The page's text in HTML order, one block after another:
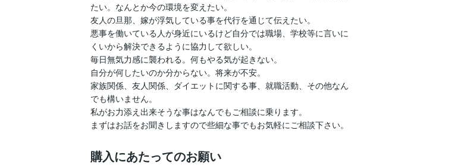
たい。なんとか今の環境を変えたい。
友人の旦那、嫁が浮気している事を代行を通じて伝えたい。
悪事を働いている人が身近にいるけど自分では職場、学校等に言いに
くいから解決できるように協力して欲しい。
毎日無気力感に襲われる。何もやる気が起きない。
自分が何したいのか分からない。将来が不安。
家族関係、友人関係、ダイエットに関する事、就職活動、その他なん
でも構いません。
私がお力添え出来そうな事はなんでもご相談に乗ります。
まずはお話をお聞きしますので些細な事でもお気軽にご相談下さい。
購入にあたってのお願い